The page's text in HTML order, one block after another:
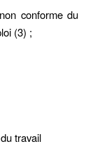
conforme du
(3) ;
travail